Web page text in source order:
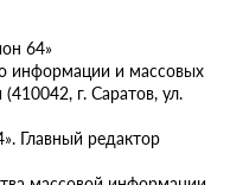
64»
информации и массовых
г. Саратов, ул.
Главный редактор